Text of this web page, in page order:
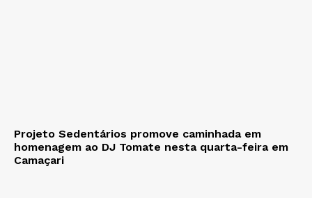
Projeto Sedentários promove caminhada em
homenagem ao DJ Tomate nesta quarta-feira em
Camaçari